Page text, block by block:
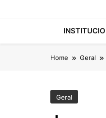
Home Geral
Geral